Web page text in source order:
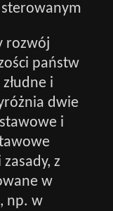
rozwój
państw
i
dwie
i
z
w
np. w